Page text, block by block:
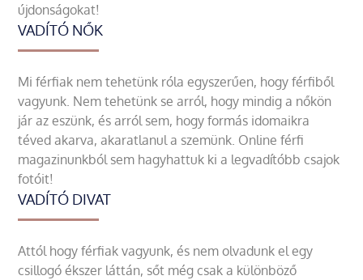
újdonságokat!
VADÍTÓ NŐK
Mi férfiak nem tehetünk róla egyszerűen, hogy férfiből
vagyunk. Nem tehetünk se arról, hogy mindig a nőkön
jár az eszünk, és arról sem, hogy formás idomaikra
téved akarva, akaratlanul a szemünk. Online férfi
magazinunkból sem hagyhattuk ki a legvadítóbb csajok
fotóit!
VADÍTÓ DIVAT
Attól hogy férfiak vagyunk, és nem olvadunk el egy
csillogó ékszer láttán, sőt még csak a különböző